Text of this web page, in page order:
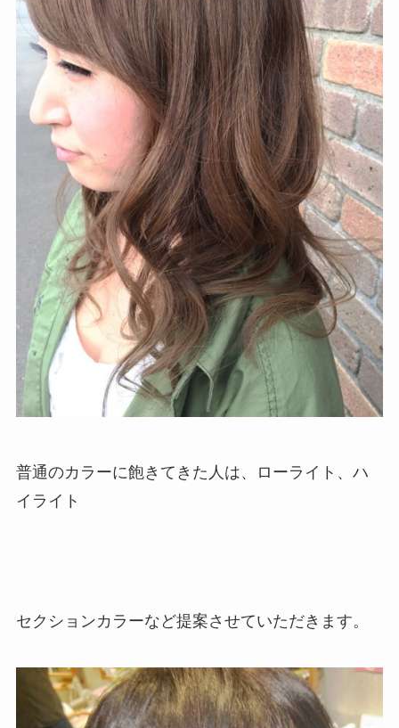
普通のカラーに飽きてきた人は、ローライト、ハ
イライト
セクションカラーなど提案させていただきます。